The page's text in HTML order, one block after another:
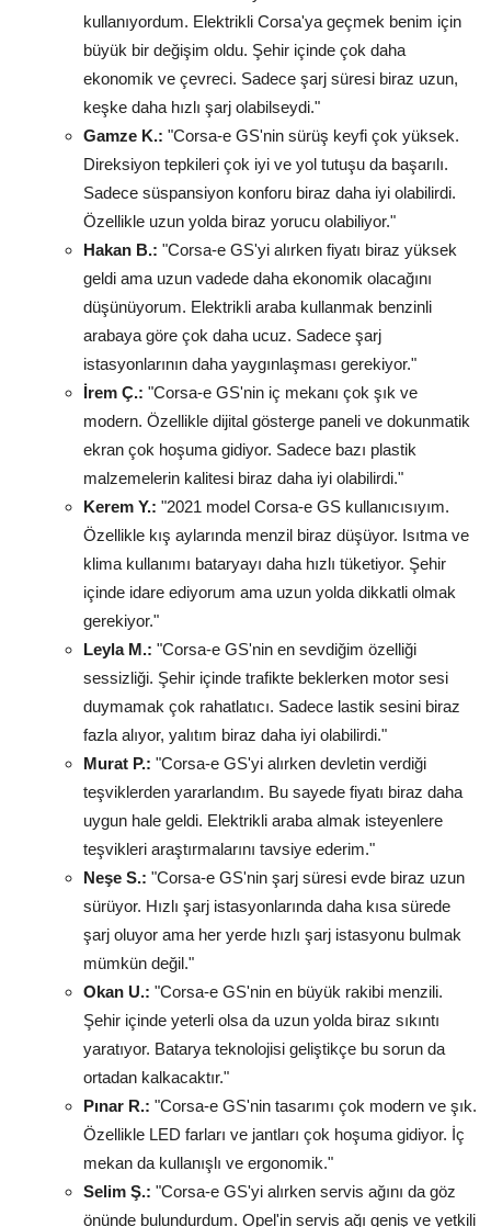
kullanıyordum. Elektrikli Corsa'ya geçmek benim için
büyük bir değişim oldu. Şehir içinde çok daha
ekonomik ve çevreci. Sadece şarj süresi biraz uzun,
keşke daha hızlı şarj olabilseydi."
Gamze K.: "Corsa-e GS'nin sürüş keyfi çok yüksek.
Direksiyon tepkileri çok iyi ve yol tutuşu da başarılı.
Sadece süspansiyon konforu biraz daha iyi olabilirdi.
Özellikle uzun yolda biraz yorucu olabiliyor."
Hakan B.: "Corsa-e GS'yi alırken fiyatı biraz yüksek
geldi ama uzun vadede daha ekonomik olacağını
düşünüyorum. Elektrikli araba kullanmak benzinli
arabaya göre çok daha ucuz. Sadece şarj
istasyonlarının daha yaygınlaşması gerekiyor."
İrem Ç.: "Corsa-e GS'nin iç mekanı çok şık ve
modern. Özellikle dijital gösterge paneli ve dokunmatik
ekran çok hoşuma gidiyor. Sadece bazı plastik
malzemelerin kalitesi biraz daha iyi olabilirdi."
Kerem Y.: "2021 model Corsa-e GS kullanıcısıyım.
Özellikle kış aylarında menzil biraz düşüyor. Isıtma ve
klima kullanımı bataryayı daha hızlı tüketiyor. Şehir
içinde idare ediyorum ama uzun yolda dikkatli olmak
gerekiyor."
Leyla M.: "Corsa-e GS'nin en sevdiğim özelliği
sessizliği. Şehir içinde trafikte beklerken motor sesi
duymamak çok rahatlatıcı. Sadece lastik sesini biraz
fazla alıyor, yalıtım biraz daha iyi olabilirdi."
Murat P.: "Corsa-e GS'yi alırken devletin verdiği
teşviklerden yararlandım. Bu sayede fiyatı biraz daha
uygun hale geldi. Elektrikli araba almak isteyenlere
teşvikleri araştırmalarını tavsiye ederim."
Neşe S.: "Corsa-e GS'nin şarj süresi evde biraz uzun
sürüyor. Hızlı şarj istasyonlarında daha kısa sürede
şarj oluyor ama her yerde hızlı şarj istasyonu bulmak
mümkün değil."
Okan U.: "Corsa-e GS'nin en büyük rakibi menzili.
Şehir içinde yeterli olsa da uzun yolda biraz sıkıntı
yaratıyor. Batarya teknolojisi geliştikçe bu sorun da
ortadan kalkacaktır."
Pınar R.: "Corsa-e GS'nin tasarımı çok modern ve şık.
Özellikle LED farları ve jantları çok hoşuma gidiyor. İç
mekan da kullanışlı ve ergonomik."
Selim Ş.: "Corsa-e GS'yi alırken servis ağını da göz
önünde bulundurdum. Opel'in servis ağı geniş ve yetkili